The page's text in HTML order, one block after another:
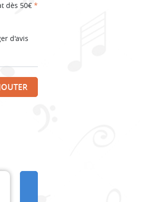
dès 50€ *
d'avis